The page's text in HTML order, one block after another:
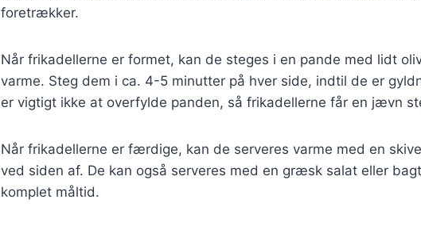
foretrækker.
Når frikadellerne er formet, kan de steges i en pande med lidt
varme. Steg dem i ca. 4-5 minutter på hver side, indtil de er
er vigtigt ikke at overfylde panden, så frikadellerne får en jævn
Når frikadellerne er færdige, kan de serveres varme med en
ved siden af. De kan også serveres med en græsk salat eller
komplet måltid.